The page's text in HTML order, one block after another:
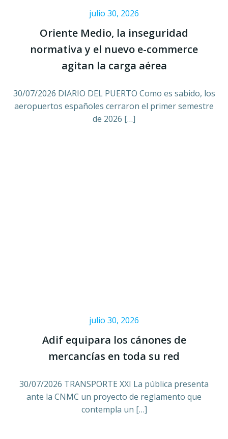
julio 30, 2026
Oriente Medio, la inseguridad
normativa y el nuevo e-commerce
agitan la carga aérea
30/07/2026 DIARIO DEL PUERTO Como es sabido, los
aeropuertos españoles cerraron el primer semestre
de 2026 […]
julio 30, 2026
Adif equipara los cánones de
mercancías en toda su red
30/07/2026 TRANSPORTE XXI La pública presenta
ante la CNMC un proyecto de reglamento que
contempla un […]